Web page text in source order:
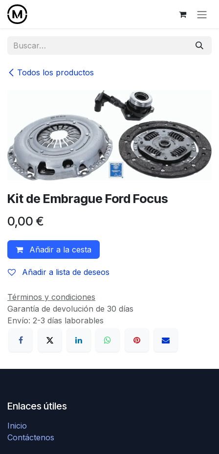
Ir al contenido
Todos los productos
Kit de Embrague Ford Focus
0,00 €
Añadir a la cesta
Añadir a lista de deseos
Términos y condiciones
Garantía de devolución de 30 días
Envío: 2-3 días laborables
Enlaces útiles
Inicio
Contáctenos